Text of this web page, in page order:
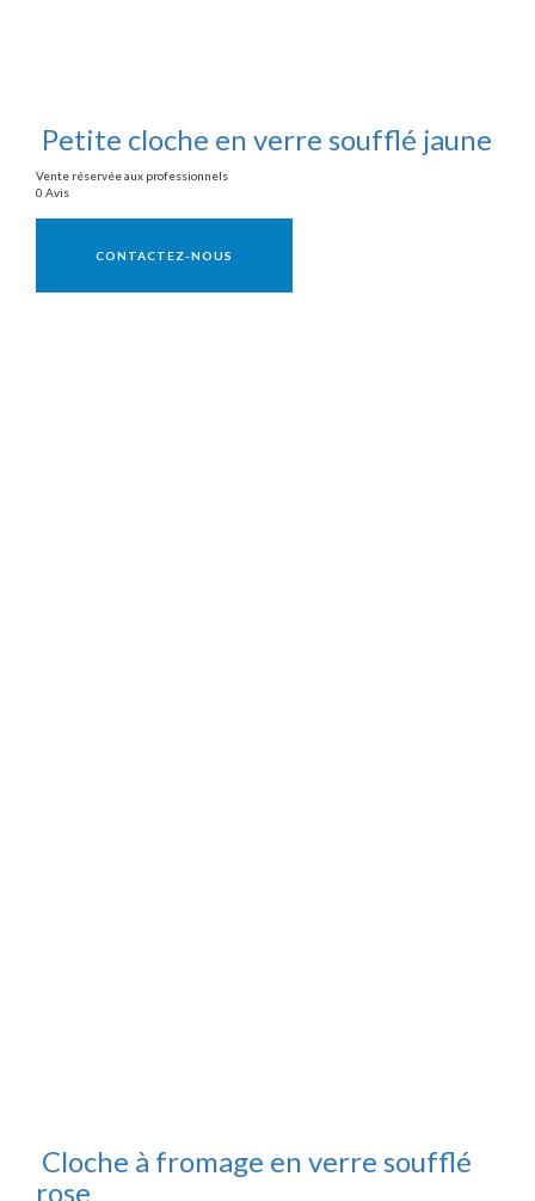
Petite cloche en verre soufflé jaune
Vente réservée aux professionnels
0 Avis
CONTACTEZ-NOUS
Cloche à fromage en verre soufflé
rose